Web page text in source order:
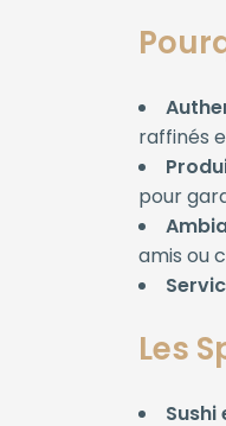
raffinés
pour
amis ou
Les
Sushi